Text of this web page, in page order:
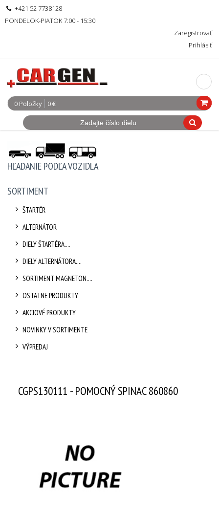
+421 52 7738128
PONDELOK-PIATOK 7:00 - 15:30
Zaregistrovať
Prihlásiť
0 Položky 0 €
HĽADANIE PODĽA VOZIDLA
SORTIMENT
ŠTARTÉR
ALTERNÁTOR
DIELY ŠTARTÉRA....
DIELY ALTERNÁTORA....
SORTIMENT MAGNETON....
OSTATNE PRODUKTY
AKCIOVÉ PRODUKTY
NOVINKY V SORTIMENTE
VÝPREDAJ
CGPS130111 - POMOCNÝ SPINAC 860860